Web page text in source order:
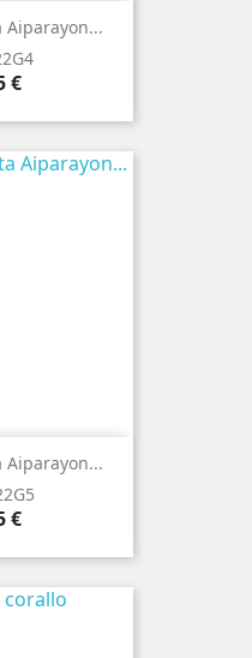
Aiparayon...
€
Aiparayon...
€